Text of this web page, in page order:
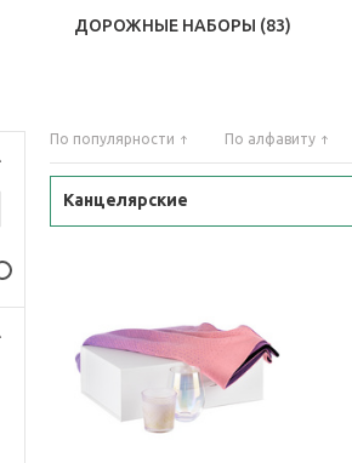
ДОРОЖНЫЕ НАБОРЫ (83)
По популярности По алфавиту
Канцелярские